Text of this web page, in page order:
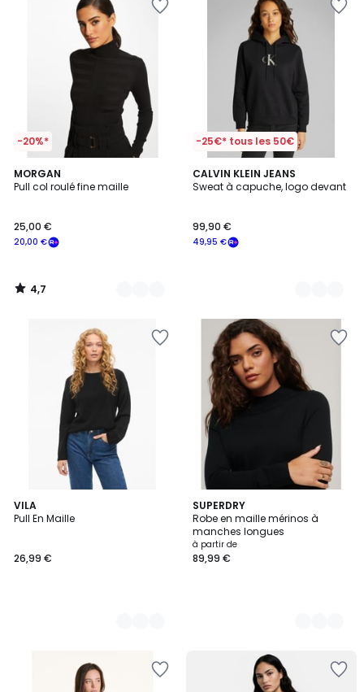
-20%*
MORGAN
Pull col roulé fine maille
20,00 €
25,00 €
4,7
/ 5
13
Couleurs
4,7
/
-25€* tous les 50€
CALVIN KLEIN JEANS
Sweat à capuche, logo devant
49,95 €
99,90 €
2
Couleurs
VILA
Pull En Maille
26,99 €
10
Couleurs
SUPERDRY
Robe en maille mérinos à
manches longues
à partir de
89,99 €
3
Couleurs